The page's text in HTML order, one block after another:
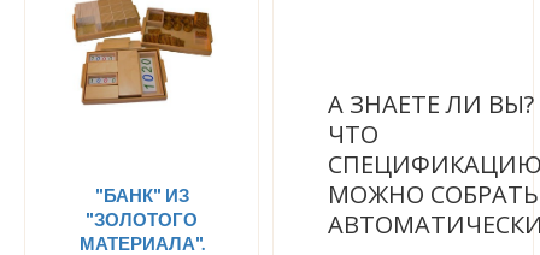
"БАНК" ИЗ
"ЗОЛОТОГО
МАТЕРИАЛА".
А ЗНАЕТЕ ЛИ ВЫ?
ЧТО
МОЖНО СОБРАТЬ